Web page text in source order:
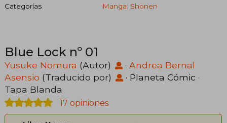
Categorías
Manga: Shonen
Blue Lock nº 01
Yusuke Nomura (Autor) · Andrea Bernal
Asensio (Traducido por) · Planeta Cómic ·
Tapa Blanda
17 opiniones